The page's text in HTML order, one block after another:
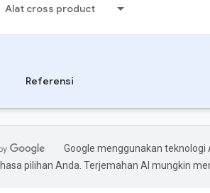
Alat cross product
Referensi
Google menggunakan
pilihan Anda. Terjemahan AI mungkin